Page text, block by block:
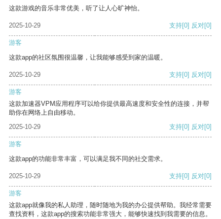
这款游戏的音乐非常优美，听了让人心旷神怡。
2025-10-29 支持[0] 反对[0]
游客
这款app的社区氛围很温馨，让我能够感受到家的温暖。
2025-10-29 支持[0] 反对[0]
游客
这款加速器VPM应用程序可以给你提供最高速度和安全性的连接，并帮
助你在网络上自由移动。
2025-10-29
支持[0] 反对[0]
游客
这款app的功能非常丰富，可以满足我不同的社交需求。
2025-10-29 支持[0] 反对[0]
游客
这款app就像我的私人助理，随时随地为我的办公提供帮助。我经常需要
查找资料，这款app的搜索功能非常强大，能够快速找到我需要的信息。